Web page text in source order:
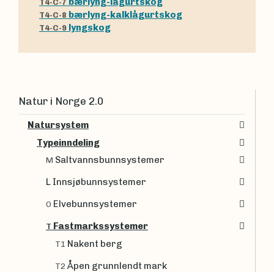
T4-C-7
T4-C-8 bærlyng-kalklågurtskog
T4-C-9 lyngskog
Natur i Norge 2.0
Natursystem
Typeinndeling
M Saltvannsbunnsystemer
L Innsjøbunnsystemer
O Elvebunnsystemer
T Fastmarkssystemer
T1 Nakent berg
T2 Åpen grunnlendt mark